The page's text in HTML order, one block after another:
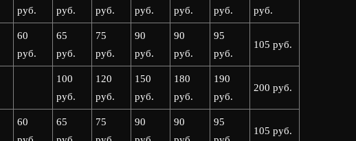
руб.
руб.
руб.
руб.
руб.
руб.
руб.
60
руб.
65
руб.
75
руб.
90
руб.
90
руб.
95
руб.
105 руб.
100
руб.
120
руб.
150
руб.
180
руб.
190
руб.
200 руб.
60
65
75
90
90
95
105 руб.